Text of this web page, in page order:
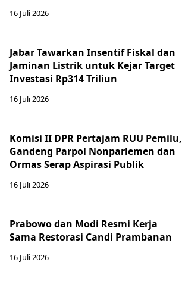
16 Juli 2026
Jabar Tawarkan Insentif Fiskal dan
Jaminan Listrik untuk Kejar Target
Investasi Rp314 Triliun
16 Juli 2026
Komisi II DPR Pertajam RUU Pemilu,
Gandeng Parpol Nonparlemen dan
Ormas Serap Aspirasi Publik
16 Juli 2026
Prabowo dan Modi Resmi Kerja
Sama Restorasi Candi Prambanan
16 Juli 2026